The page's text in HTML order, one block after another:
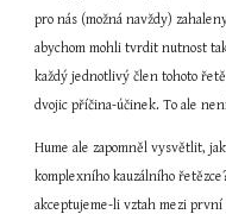
pro nás (možná navždy)
abychom mohli tvrdit nutnost
každý jednotlivý člen tohoto
dvojic příčina-účinek. To ale
Hume ale zapomněl vysvětlit,
komplexního kauzálního
akceptujeme-li vztah mezi